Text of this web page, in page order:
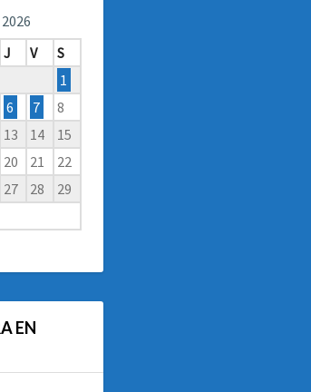
J V
S
1
6 7
8
13 14
15
20 21
22
27 28
29
EN